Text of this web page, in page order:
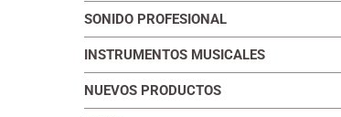
SONIDO PROFESIONAL
INSTRUMENTOS MUSICALES
NUEVOS PRODUCTOS